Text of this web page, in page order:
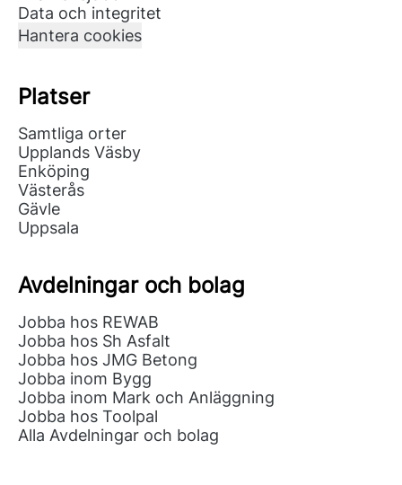
Data och integritet
Hantera cookies
Platser
Samtliga orter
Upplands Väsby
Enköping
Västerås
Gävle
Uppsala
Avdelningar och bolag
Jobba hos REWAB
Jobba hos Sh Asfalt
Jobba hos JMG Betong
Jobba inom Bygg
Jobba inom Mark och Anläggning
Jobba hos Toolpal
Alla Avdelningar och bolag